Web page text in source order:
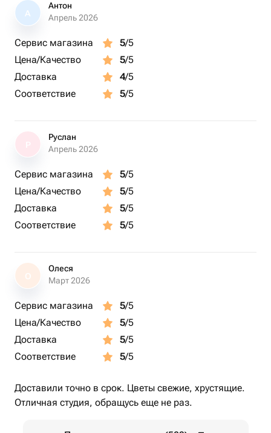
А
Антон
Апрель 2026
Сервис магазина 5/5
Цена/Качество
5/5
Доставка
4/5
Соответствие
5/5
Руслан
Апрель 2026
Сервис магазина 5/5
Цена/Качество
5/5
Доставка
5/5
Соответствие
5/5
О
Олеся
Март 2026
Сервис магазина 5/5
Цена/Качество
5/5
Доставка
5/5
Соответствие
5/5
Доставили точно в срок. Цветы свежие, хрустящие.
Отличная студия, обращусь еще не раз.